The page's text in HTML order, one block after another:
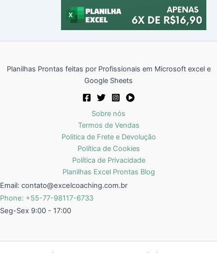
Planilhas Prontas feitas por Profissionais em Microsoft excel e
Google Sheets
Sobre nós
Termos de Vendas
Politica de Frete e Devolução
Política de Cookies
Política de Privacidade
Planilhas Excel Prontas Blog
Email: contato@excelcoaching.com.br
Phone: +55-77-98117-6733
Seg-Sex 9:00 - 17:00